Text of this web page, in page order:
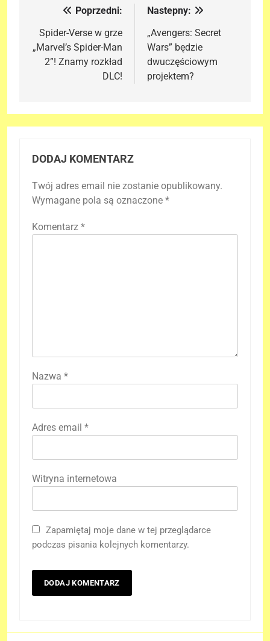
Nawigacja
wpisu
Poprzedni:
Spider-Verse w grze
„Marvel’s Spider-Man
2”! Znamy rozkład
DLC!
Nastepny:
„Avengers: Secret
Wars” będzie
dwuczęściowym
projektem?
DODAJ KOMENTARZ
Twój adres email nie zostanie opublikowany.
Wymagane pola są oznaczone *
Komentarz *
Nazwa *
Adres email *
Witryna internetowa
Zapamiętaj moje dane w tej przeglądarce
podczas pisania kolejnych komentarzy.